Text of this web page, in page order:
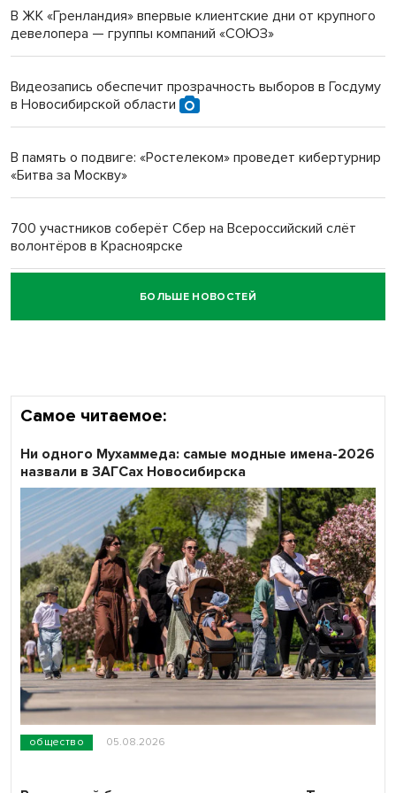
Новосибирский преподаватель с женой вошли в топ-16
В ЖК «Гренландия» впервые клиентские дни от крупного
девелопера — группы компаний «СОЮЗ»
Видеозапись обеспечит прозрачность выборов в Госдуму
в Новосибирской области
В память о подвиге: «Ростелеком» проведет кибертурнир
«Битва за Москву»
700 участников соберёт Сбер на Всероссийский слёт
волонтёров в Красноярске
Честный выбор: видеонаблюдение обеспечит
объективность результатов ЕДГ в Новосибирской
БОЛЬШЕ НОВОСТЕЙ
Самое читаемое:
общество 05.08.2026
Ни одного Мухаммеда: самые модные имена-2026
назвали в ЗАГСах Новосибирска